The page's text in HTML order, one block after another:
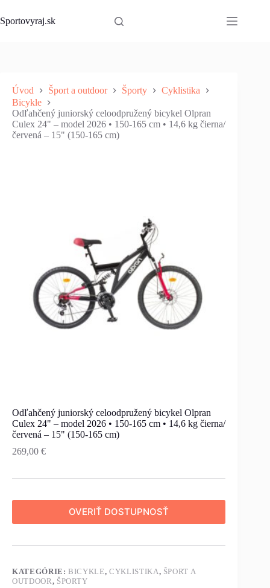
to
content
Sportovyraj.sk
Úvod Šport a outdoor Športy
Cyklistika
Bicykle
Odľahčený juniorský celoodpružený bicykel Olpran
Culex 24" – model 2026 • 150-165 cm • 14,6 kg čierna/
červená – 15" (150-165 cm)
Odľahčený juniorský celoodpružený bicykel Olpran
Culex 24" – model 2026 • 150-165 cm • 14,6 kg čierna/
červená – 15" (150-165 cm)
269,00 €
OVERIŤ DOSTUPNOSŤ
KATEGÓRIE:BICYKLE,CYKLISTIKA, ŠPORT A
OUTDOOR , ŠPORTY